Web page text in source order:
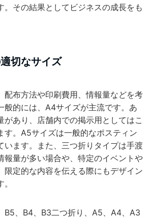
。その結果としてビジネスの成長をも
切なサイズ
配布方法や印刷費用、情報量などを考
般的には、A4サイズが主流です。あ
があり、店舗内での掲示用としてはこ
す。A5サイズは一般的なポスティン
います。また、三つ折りタイプは手渡
報量が多い場合や、特定のイベントや
限定的な内容を伝える際にもデザイン
B5、B4、B3二つ折り、A5、A4、A3